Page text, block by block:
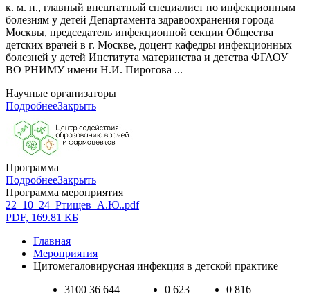
к. м. н., главный внештатный специалист по инфекционным
болезням у детей Департамента здравоохранения города
Москвы, председатель инфекционной секции Общества
детских врачей в г. Москве, доцент кафедры инфекционных
болезней у детей Института материнства и детства ФГАОУ
ВО РНИМУ имени Н.И. Пирогова ...
Научные организаторы
ПодробнееЗакрыть
Программа
ПодробнееЗакрыть
Программа мероприятия
22_10_24_Ртищев_А.Ю..pdf
PDF, 169.81 КБ
Главная
Мероприятия
Цитомегаловирусная инфекция в детской практике
3100 36 644
0 623
0 816